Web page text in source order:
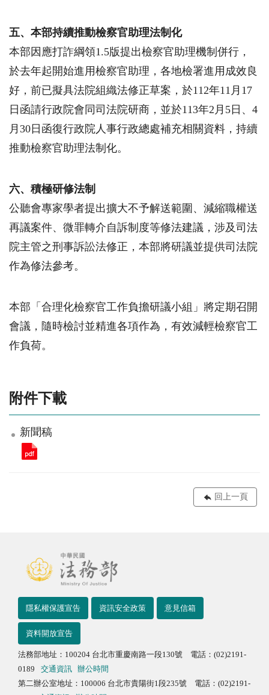
五、本部持續推動檢察官助理法制化
本部因應打詐綱領1.5版提出檢察官助理機制併行，
於去年起開始進用檢察官助理，各地檢署進用成效良
好，前已擬具法院組織法修正草案，於112年11 月 17
日函請行政院會同司法院研商，並於113年2 月 5日、 4
月 30日函復行政院人事行政總處補充相關資料，持續
推動檢察官助理法制化。
六、積極研修法制
公聽會專家學者提出擴大不予解送範圍、減縮職權送
再議案件、微罪轉介自訴制度等修法建議，涉及司法
院主管之刑事訴訟法修正，本部將研議並提供司法院
作為修法參考。
本部「合理化檢察官工作負擔研議小組」將定期召開
會議，隨時檢討並精進各項作為，有效減輕檢察官工
作負荷。
附件下載
新聞稿
回上一頁
隱私權保護宣告 資訊安全政策 意見信箱
資料開放宣告
法務部地址：100204 台北市重慶南路一段130號 電話：(02)2191-
0189
交通資訊
辦公時間
第二辦公室地址：100006 台北市貴陽街1段235號 電話：(02)2191-